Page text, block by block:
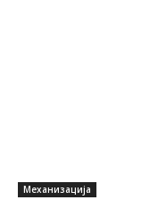
Механизација